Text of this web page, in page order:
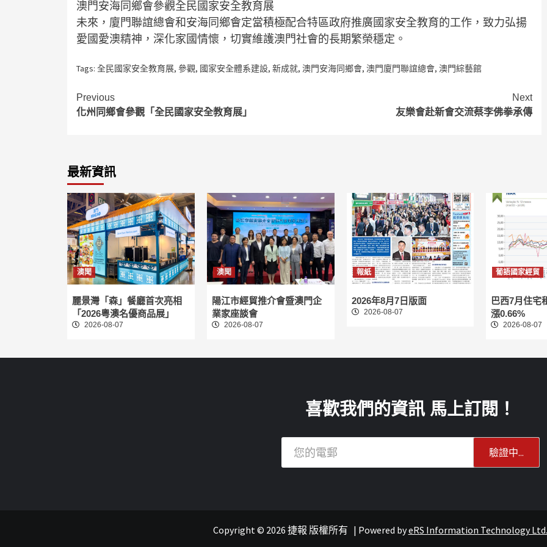
澳門安海同鄉會參觀全民國家安全教育展
未來，廈門聯誼總會和安海同鄉會定當積極配合特區政府推廣國家安全教育的工作，致力弘揚
愛國愛澳精神，深化家國情懷，切實維護澳門社會的長期繁榮穩定。
Tags: 全民國家安全教育展, 參觀, 國家安全體系建設, 新成就, 澳門安海同鄉會, 澳門廈門聯誼總會, 澳門綜藝館
Continue
Reading
Previous
化州同鄉會參觀「全民國家安全教育展」
Next
友樂會赴新會交流蔡李佛拳承傳
最新資訊
澳聞
麗景灣「森」餐廳首次亮相
「2026粵澳名優商品展」
2026-08-07
澳聞
陽江市經貿推介會暨澳門企
業家座談會
2026-08-07
報紙
2026年8月7日版面
2026-08-07
葡語國家經貿
巴西7月住宅
漲0.66%
2026-08-07
喜歡我們的資訊 馬上訂閱！
Copyright © 2026 捷報 版權所有 | Powered byeRS Information Technology Ltd.